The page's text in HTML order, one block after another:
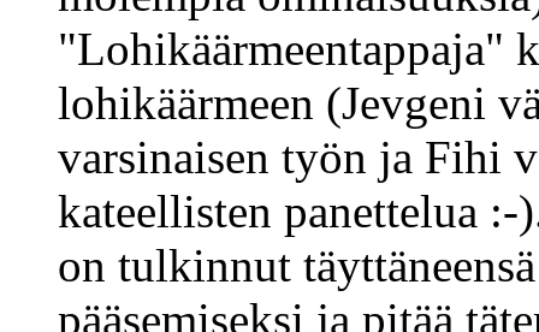
"Lohikäärmeentappaja"
lohikäärmeen (Jevgeni
varsinaisen työn ja Fihi
kateellisten panettelua :-
on tulkinnut
pääsemiseksi ja pitää